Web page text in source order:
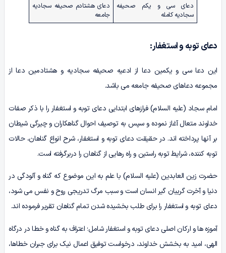
دعای سی و یکم صحیفه
سجادیه کامله
دعای هشتادم صحیفه سجادیه
جامعه
دعای توبه و استغفار:
این دعا سی و یکمین دعا از ادعیه صحیفه سجادیه و هشتادمین دعا از
مجموعه دعاهای صحیفه جامعه می باشد.
امام سجاد (علیه السلام) فرازهای ابتدایی دعای توبه و استغفار را با ذکر صفات
خداوند متعال آغاز نموده و سپس به توصیف احوال گناهکاران و چیرگی شیطان
بر آنها پرداخته اند. در حقیقت دعای توبه و استغفار، شرح انواع گناهان، حالات
توبه کننده، شرایط توبه راستین و راه رهایی از گناهان را دربرگرفته است.
حضرت زین العابدین (علیه السلام) با علم به این موضوع که گناه و آلودگی در
دنیا و آخرت گریبان گیر انسان است و سبب مرگ تدریجی روح و نفس می شود،
دعای توبه و استغفار را برای طلب بخشیده شدن تمام گناهان تقریر فرموده اند.
آموزه ها و ارکان اصلی دعای توبه و استغفار شامل؛ اعتراف به گناه و خطا در درگاه
الهی، امید به بخشش خداوند، درخواست توفیق اعمال نیک برای جبران خطاها،